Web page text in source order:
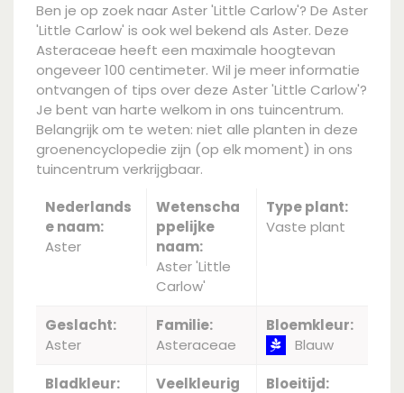
Ben je op zoek naar Aster 'Little Carlow'? De Aster
'Little Carlow' is ook wel bekend als Aster. Deze
Asteraceae heeft een maximale hoogtevan
ongeveer 100 centimeter. Wil je meer informatie
ontvangen of tips over deze Aster 'Little Carlow'?
Je bent van harte welkom in ons tuincentrum.
Belangrijk om te weten: niet alle planten in deze
groenencyclopedie zijn (op elk moment) in ons
tuincentrum verkrijgbaar.
Nederlands
e naam:
Aster
Wetenscha
ppelijke
naam:
Aster 'Little
Carlow'
Type plant:
Vaste plant
Geslacht:
Aster
Familie:
Asteraceae
Bloemkleur:
Blauw
Bladkleur:
Veelkleurig
Bloeitijd: